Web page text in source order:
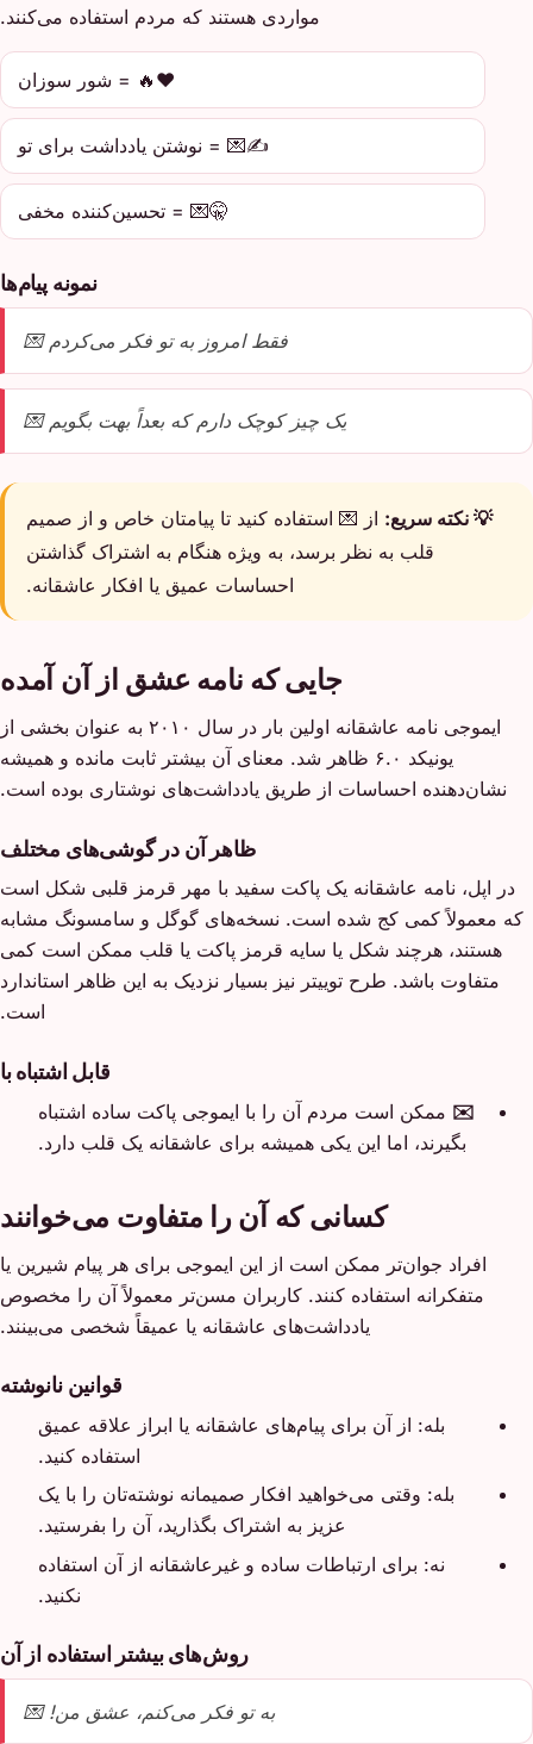
مواردی هستند که مردم استفاده می‌کنند.
❤️🔥 = شور سوزان
✍️💌 = نوشتن یادداشت برای تو
🤫💌 = تحسین‌کننده مخفی
نمونه پیام‌ها
فقط امروز به تو فکر می‌کردم 💌
یک چیز کوچک دارم که بعداً بهت بگویم 💌
💡 نکته سریع: از 💌 استفاده کنید تا پیامتان خاص و از صمیم
قلب به نظر برسد، به ویژه هنگام به اشتراک گذاشتن
احساسات عمیق یا افکار عاشقانه.
جایی که نامه عشق از آن آمده
ایموجی نامه عاشقانه اولین بار در سال ۲۰۱۰ به عنوان بخشی از
یونیکد ۶.۰ ظاهر شد. معنای آن بیشتر ثابت مانده و همیشه
نشان‌دهنده احساسات از طریق یادداشت‌های نوشتاری بوده است.
ظاهر آن در گوشی‌های مختلف
در اپل، نامه عاشقانه یک پاکت سفید با مهر قرمز قلبی شکل است
که معمولاً کمی کج شده است. نسخه‌های گوگل و سامسونگ مشابه
هستند، هرچند شکل یا سایه قرمز پاکت یا قلب ممکن است کمی
متفاوت باشد. طرح توییتر نیز بسیار نزدیک به این ظاهر استاندارد
است.
قابل اشتباه با
✉️ ممکن است مردم آن را با ایموجی پاکت ساده اشتباه
بگیرند، اما این یکی همیشه برای عاشقانه یک قلب دارد.
کسانی که آن را متفاوت می‌خوانند
افراد جوان‌تر ممکن است از این ایموجی برای هر پیام شیرین یا
متفکرانه استفاده کنند. کاربران مسن‌تر معمولاً آن را مخصوص
یادداشت‌های عاشقانه یا عمیقاً شخصی می‌بینند.
قوانین نانوشته
بله: از آن برای پیام‌های عاشقانه یا ابراز علاقه عمیق
استفاده کنید.
بله: وقتی می‌خواهید افکار صمیمانه نوشته‌تان را با یک
عزیز به اشتراک بگذارید، آن را بفرستید.
نه: برای ارتباطات ساده و غیرعاشقانه از آن استفاده
نکنید.
روش‌های بیشتر استفاده از آن
به تو فکر می‌کنم، عشق من! 💌